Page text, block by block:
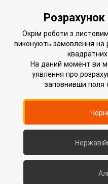
Розрахунок
Окрім роботи з
виконують замовлення на
На даний момент ви
уявлення про
заповнивши поля